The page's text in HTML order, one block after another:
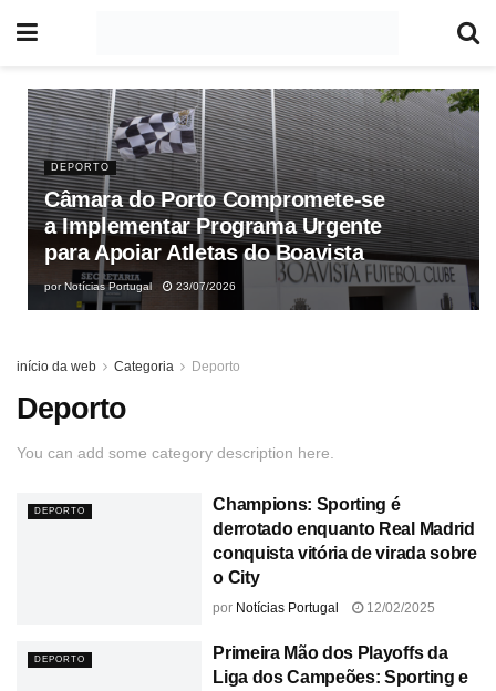
DEPORTO
Câmara do Porto Compromete-se
a Implementar Programa Urgente
para Apoiar Atletas do Boavista
por Notícias Portugal 23/07/2026
início da web Categoria Deporto
Deporto
You can add some category description here.
DEPORTO
Champions: Sporting é
derrotado enquanto Real Madrid
conquista vitória de virada sobre
o City
por Notícias Portugal 12/02/2025
DEPORTO
Primeira Mão dos Playoffs da
Liga dos Campeões: Sporting e